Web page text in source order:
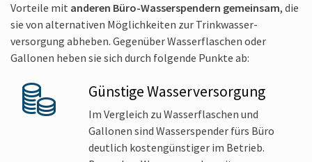
Vorteile mit anderen Büro-Wasserspendern gemeinsam, die
sie von alternativen Möglichkeiten zur Trinkwasser­
versorgung abheben. Gegenüber Wasserflaschen oder
Gallonen heben sie sich durch folgende Punkte ab:
Günstige Wasserversorgung
Im Vergleich zu Wasserflaschen und
Gallonen sind Wasserspender fürs Büro
deutlich kostengünstiger im Betrieb.